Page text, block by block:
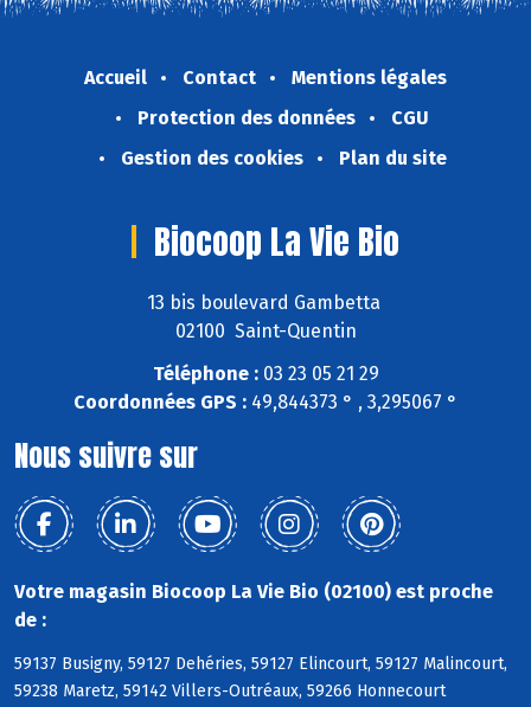
Accueil Contact
Mentions légales
Protection des données
CGU
Gestion des cookies
Plan du site
Biocoop La Vie Bio
13 bis boulevard Gambetta
02100 Saint-Quentin
Téléphone :03 23 05 21 29
Coordonnées GPS : 49,844373 ° , 3,295067 °
Nous suivre sur
Votre magasin Biocoop La Vie Bio (02100) est proche
de :
59137 Busigny, 59127 Dehéries, 59127 Elincourt, 59127 Malincourt,
59238 Maretz, 59142 Villers-Outréaux, 59266 Honnecourt